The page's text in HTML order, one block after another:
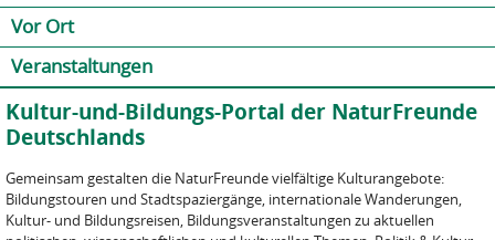
Vor Ort
Veranstaltungen
Kultur-und-Bildungs-Portal der NaturFreunde
Deutschlands
Gemeinsam gestalten die NaturFreunde vielfältige Kulturangebote:
Bildungstouren und Stadtspaziergänge, internationale Wanderungen,
Kultur- und Bildungsreisen, Bildungsveranstaltungen zu aktuellen